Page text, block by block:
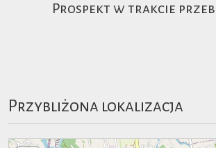
Prospekt w trakcie
Przybliżona lokalizacja